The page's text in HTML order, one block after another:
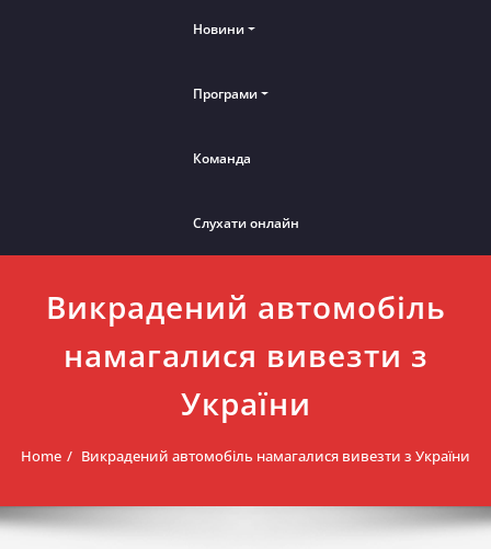
Новини
Програми
Команда
Слухати онлайн
Викрадений автомобіль
намагалися вивезти з
України
Home Викрадений автомобіль намагалися вивезти з України